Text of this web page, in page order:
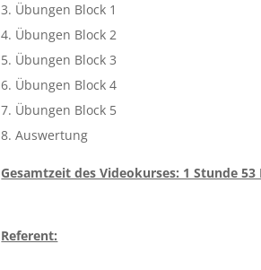
3. Übungen Block 1
4. Übungen Block 2
5. Übungen Block 3
6. Übungen Block 4
7. Übungen Block 5
8. Auswertung
Gesamtzeit des Videokurses: 1 Stunde
Referent: